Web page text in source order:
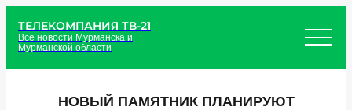
ТЕЛЕКОМПАНИЯ ТВ-21
Все новости Мурманска и
Мурманской области
НОВЫЙ ПАМЯТНИК ПЛАНИРУЮТ